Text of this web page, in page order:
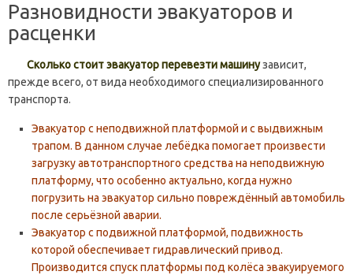
Разновидности эвакуаторов и
расценки
Сколько стоит эвакуатор перевезти машинузависит,
прежде всего, от вида необходимого специализированного
транспорта.
Эвакуатор с неподвижной платформой и с выдвижным
трапом. В данном случае лебёдка помогает произвести
загрузку автотранспортного средства на неподвижную
платформу, что особенно актуально, когда нужно
погрузить на эвакуатор сильно повреждённый автомобиль
после серьёзной аварии.
Эвакуатор с подвижной платформой, подвижность
которой обеспечивает гидравлический привод.
Производится спуск платформы под колёса эвакуируемого